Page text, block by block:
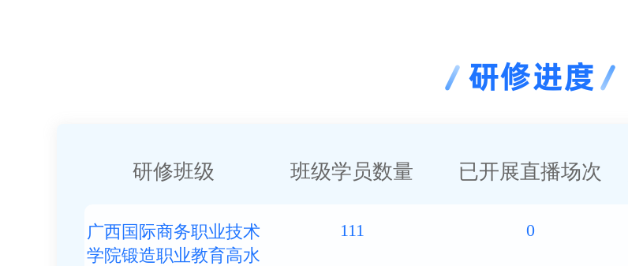
研修班级 班级学员数量 已开展直播场次
广西国际商务职业技术
学院锻造职业教育高水
111 0